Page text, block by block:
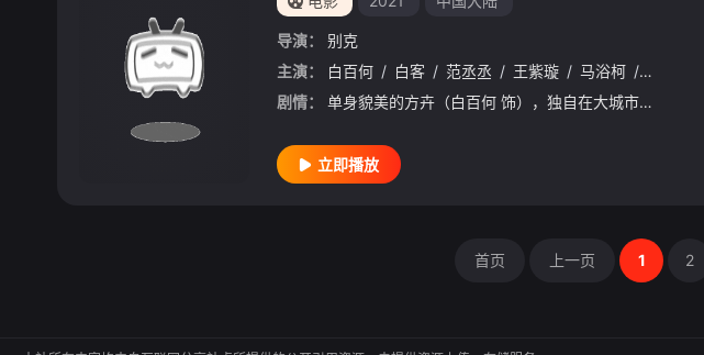
导演：
别克
主演：
白百何 / 白客 / 范丞丞 / 王紫璇 / 马浴柯 / 刘欢
剧情：
单身貌美的方卉（白百何 饰），独自在大城市打拼，过着两点一线的生活。一天夜里，她突然听见门外有人暴力拉拽门把手试图闯入。虽然没有看清门外是谁，但通过保安小吴得知，自己楼层的监控坏了。这让方卉平静的独居
立即播放
首页 上一页 1 2